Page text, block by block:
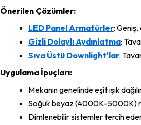
Önerilen Çözümler:
LED Panel Armatürler: Geniş,
Gizli Dolaylı Aydınlatma:
Sıva Üstü Downlight'lar:
Uygulama İpuçları:
Mekanın genelinde eşit ışık
Soğuk beyaz (4000K-5000K)
Dimlenebilir sistemler tercih